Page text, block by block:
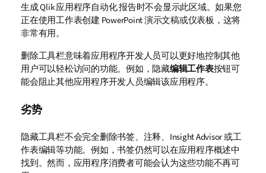
生成Qlik 应用程序自动化报告时不会显示此区域。如果您
正在使用工作表创建 PowerPoint演示文稿或仪表板，这将
非常有用。
删除工具栏意味着应用程序开发人员可以更好地控制其他
用户可以轻松访问的功能。例如，隐藏编辑工作表按钮可
能会阻止其他应用程序开发人员编辑该应用程序。
劣势
隐藏工具栏不会完全删除书签、注释、Insight Advisor 或工
作表编辑等功能。例如，书签仍然可以在应用程序概述中
找到。然而，应用程序消费者可能会认为这些功能不再可